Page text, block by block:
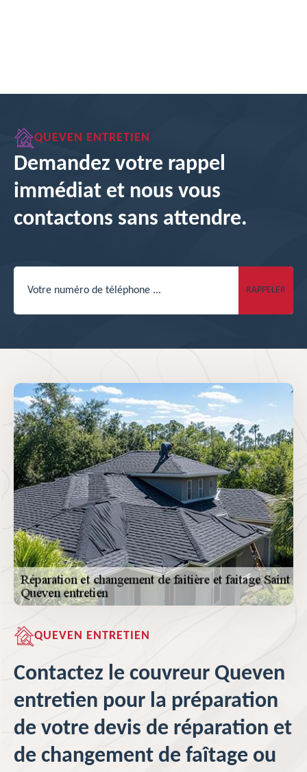
QUEVEN ENTRETIEN
Demandez votre rappel
immédiat et nous vous
contactons sans attendre.
QUEVEN ENTRETIEN
Contactez le couvreur Queven
entretien pour la préparation
de votre devis de réparation et
de changement de faîtage ou